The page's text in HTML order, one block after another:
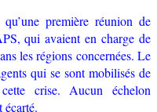
première réunion de
qui avaient en charge de
les régions concernées. Le
qui se sont mobilisés de
crise. Aucun échelon